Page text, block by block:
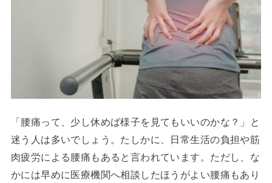
「腰痛って、少し休めば様子を見てもいいのかな？」と
迷う人は多いでしょう。たしかに、日常生活の負担や筋
肉疲労による腰痛もあると言われています。ただし、な
かには早めに医療機関へ相談したほうがよい腰痛もあり